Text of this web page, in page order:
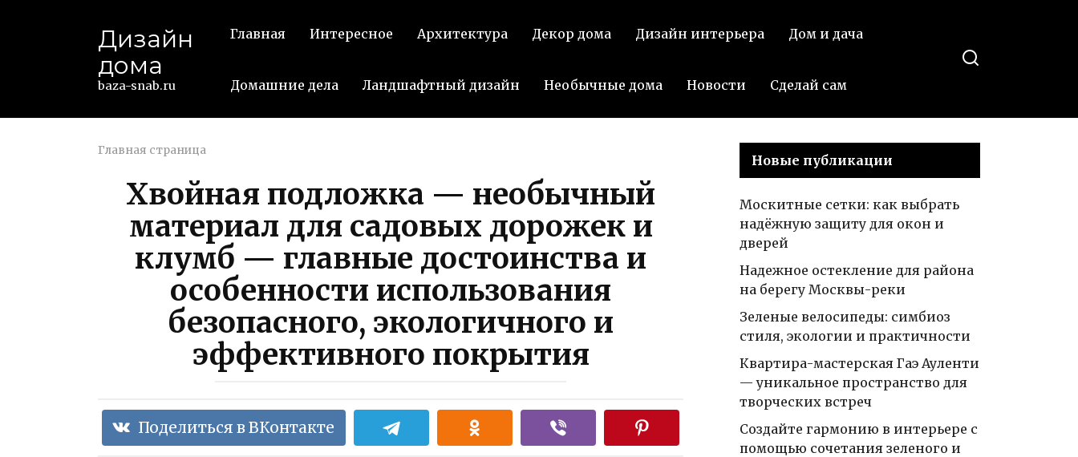
Дизайн
дома
baza-snab.ru
Главная Интересное Архитектура Декор дома Дизайн интерьера Дом и дача
Домашние дела Ландшафтный дизайн Необычные дома Новости Сделай сам
Главная страница
Хвойная подложка — необычный
материал для садовых дорожек и
клумб — главные достоинства и
особенности использования
безопасного, экологичного и
эффективного покрытия
Поделиться в ВКонтакте
Новые публикации
Москитные сетки: как выбрать
надёжную защиту для окон и
дверей
Надежное остекление для района
на берегу Москвы-реки
Зеленые велосипеды: симбиоз
стиля, экологии и практичности
Квартира-мастерская Гаэ Ауленти
— уникальное пространство для
творческих встреч
Создайте гармонию в интерьере с
помощью сочетания зеленого и
ВКонтакте